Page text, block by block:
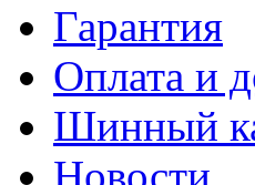
Гарантия
Оплата и
Шинный
Новости